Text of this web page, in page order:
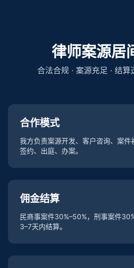
律师案源居
合法合规 · 案源充足 · 结算
合作模式
我方负责案源开发、客户咨询、案件
签约、出庭、办案。
佣金结算
民商事案件30%–50%，刑事案件
3–7天内结算。